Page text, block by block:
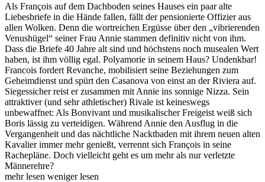
Als François auf dem Dachboden seines Hauses ein paar alte
Liebesbriefe in die Hände fallen, fällt der pensionierte Offizier aus
allen Wolken. Denn die wortreichen Ergüsse über den „vibrierenden
Venushügel“ seiner Frau Annie stammen definitiv nicht von ihm.
Dass die Briefe 40 Jahre alt sind und höchstens noch musealen Wert
haben, ist ihm völlig egal. Polyamorie in seinem Haus? Undenkbar!
Francois fordert Revanche, mobilisiert seine Beziehungen zum
Geheimdienst und spürt den Casanova von einst an der Riviera auf.
Siegessicher reist er zusammen mit Annie ins sonnige Nizza. Sein
attraktiver (und sehr athletischer) Rivale ist keineswegs
unbewaffnet: Als Bonvivant und musikalischer Freigeist weiß sich
Boris lässig zu verteidigen. Während Annie den Ausflug in die
Vergangenheit und das nächtliche Nacktbaden mit ihrem neuen alten
Kavalier immer mehr genießt, verrennt sich François in seine
Rachepläne. Doch vielleicht geht es um mehr als nur verletzte
Männerehre?
mehr lesen weniger lesen